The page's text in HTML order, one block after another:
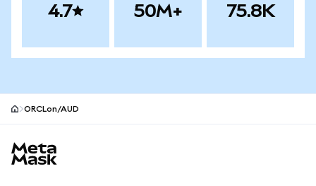
4.7 50M+ 75.8K
ORCLon/AUD